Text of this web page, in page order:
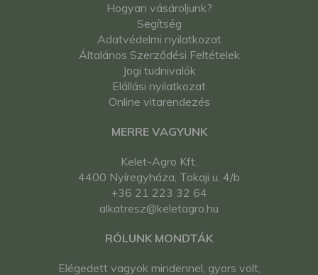
Hogyan vásároljunk?
Segítség
Adatvédelmi nyilatkozat
Általános Szerződési Feltételek
Jogi tudnivalók
Elállási nyilatkozat
Online vitarendezés
MERRE VAGYUNK
Kelet-Agro Kft.
4400 Nyíregyháza, Tokaji u. 4/b
+36 21 223 32 64
alkatresz@keletagro.hu
RÓLUNK MONDTÁK
Elégedett vagyok mindennel, gyors volt,